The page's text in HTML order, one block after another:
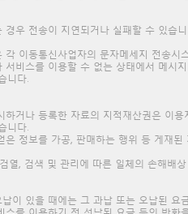
경우 전송이 지연되거나 실패할 수 있습
각 이동통신사업자의 문자메세지 전송시
서비스를 이용할 수 없는 상태에서 메시
니다.
하거나 등록한 자료의 지적재산권은 이
니다.
은 정보를 가공, 판매하는 행위 등 게재
열, 검색 및 관리에 따른 일체의 손해배
이 있을 때에는 그 과납 또는 오납된